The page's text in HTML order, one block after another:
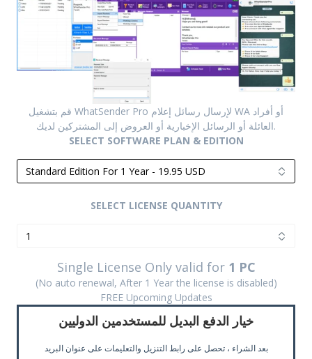
قم بتشغيل WhatSender Pro لإرسال رسائل إعلام WA أو أفراد
العائلة أو الرسائل الإخبارية أو العروض إلى المشتركين لديك.
SELECT SOFTWARE PLAN & EDITION
SELECT LICENSE QUANTITY
Single License Only valid for 1 PC
(No auto renewal, After 1 Year the license is disabled)
FREE Upcoming Updates
خيار الدفع البديل للمستخدمين الدوليين
بعد الشراء ، تحصل على رابط التنزيل والتعليمات على عنوان البريد